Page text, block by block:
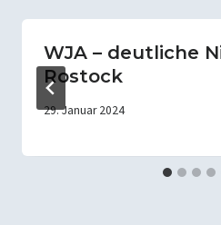
WJA – deutliche
Rostock
29. Januar 2024